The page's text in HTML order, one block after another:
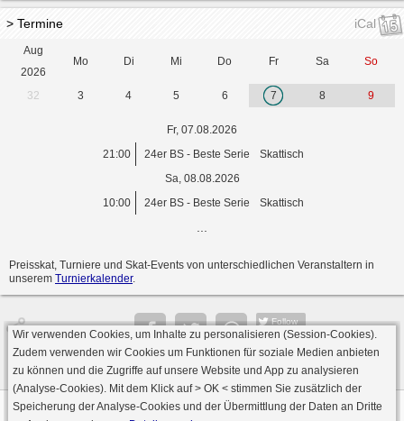
> Termine iCal
Aug
2026
Mo Di Mi Do Fr Sa So
32 3 4 5 6 7 8 9
Fr, 07.08.2026
21:00
24er BS - Beste Serie
Skattisch
Sa, 08.08.2026
10:00
24er BS - Beste Serie Skattisch
Preisskat, Turniere und Skat-Events von unterschiedlichen Veranstaltern in
unserem Turnierkalender.
Follow
Seite
Datenschutz AGB Impressum
Wir verwenden Cookies, um Inhalte zu personalisieren (Session-Cookies).
Zudem verwenden wir Cookies um Funktionen für soziale Medien anbieten
zu können und die Zugriffe auf unsere Website und App zu analysieren
(Analyse-Cookies). Mit dem Klick auf> OK < stimmen Sie zusätzlich der
Speicherung der Analyse-Cookies und der Übermittlung der Daten an Dritte